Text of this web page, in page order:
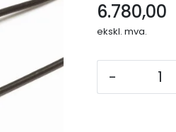
6.780,00
ekskl. mva.
-